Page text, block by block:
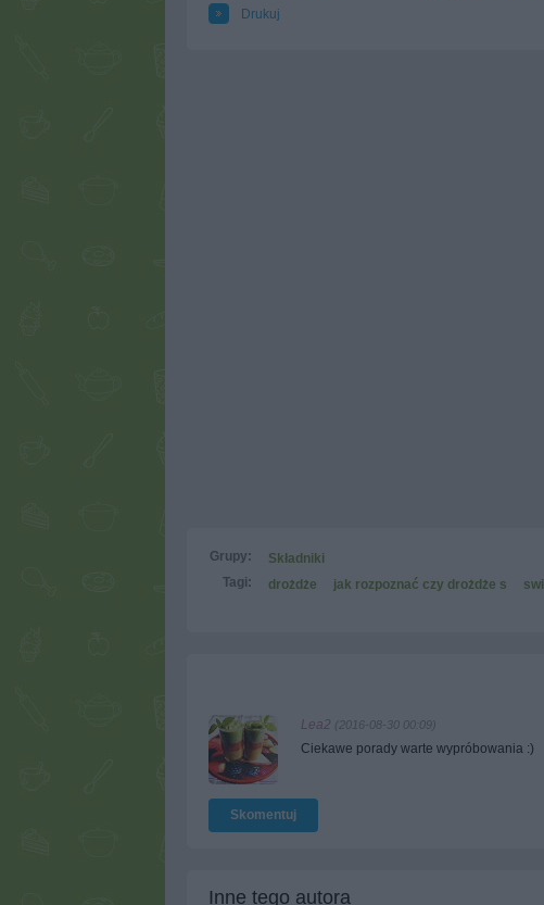
Drukuj
Grupy:
Składniki
Tagi:
drożdże jak rozpoznać czy drożdże s
Lea2 (2016-08-30 00:09)
Ciekawe porady warte wypróbowania :)
Skomentuj
Inne tego autora